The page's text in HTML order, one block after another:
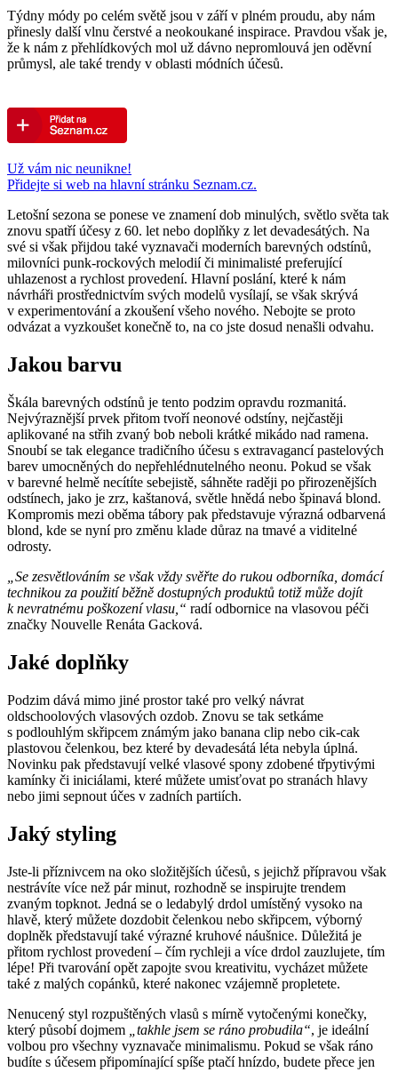
Týdny módy po celém světě jsou v září v plném proudu, aby nám
přinesly další vlnu čerstvé a neokoukané inspirace. Pravdou však je,
že k nám z přehlídkových mol už dávno nepromlouvá jen oděvní
průmysl, ale také trendy v oblasti módních účesů.
Už vám nic neunikne!
Přidejte si web na hlavní stránku Seznam.cz.
Letošní sezona se ponese ve znamení dob minulých, světlo světa tak
znovu spatří účesy z 60. let nebo doplňky z let devadesátých. Na
své si však přijdou také vyznavači moderních barevných odstínů,
milovníci punk-rockových melodií či minimalisté preferující
uhlazenost a rychlost provedení. Hlavní poslání, které k nám
návrháři prostřednictvím svých modelů vysílají, se však skrývá
v experimentování a zkoušení všeho nového. Nebojte se proto
odvázat a vyzkoušet konečně to, na co jste dosud nenašli odvahu.
Jakou barvu
Škála barevných odstínů je tento podzim opravdu rozmanitá.
Nejvýraznější prvek přitom tvoří neonové odstíny, nejčastěji
aplikované na střih zvaný bob neboli krátké mikádo nad ramena.
Snoubí se tak elegance tradičního účesu s extravagancí pastelových
barev umocněných do nepřehlédnutelného neonu. Pokud se však
v barevné helmě necítíte sebejistě, sáhněte raději po přirozenějších
odstínech, jako je zrz, kaštanová, světle hnědá nebo špinavá blond.
Kompromis mezi oběma tábory pak představuje výrazná odbarvená
blond, kde se nyní pro změnu klade důraz na tmavé a viditelné
odrosty.
„Se zesvětlováním se však vždy svěřte do rukou odborníka, domácí
technikou za použití běžně dostupných produktů totiž může dojít
k nevratnému poškození vlasu,“ radí odbornice na vlasovou péči
značky Nouvelle Renáta Gacková.
Jaké doplňky
Podzim dává mimo jiné prostor také pro velký návrat
oldschoolových vlasových ozdob. Znovu se tak setkáme
s podlouhlým skřipcem známým jako banana clip nebo cik-cak
plastovou čelenkou, bez které by devadesátá léta nebyla úplná.
Novinku pak představují velké vlasové spony zdobené třpytivými
kamínky či iniciálami, které můžete umisťovat po stranách hlavy
nebo jimi sepnout účes v zadních partiích.
Jaký styling
Jste-li příznivcem na oko složitějších účesů, s jejichž přípravou však
nestrávíte více než pár minut, rozhodně se inspirujte trendem
zvaným topknot. Jedná se o ledabylý drdol umístěný vysoko na
hlavě, který můžete dozdobit čelenkou nebo skřipcem, výborný
doplněk představují také výrazné kruhové náušnice. Důležitá je
přitom rychlost provedení – čím rychleji a více drdol zauzlujete, tím
lépe! Při tvarování opět zapojte svou kreativitu, vycházet můžete
také z malých copánků, které nakonec vzájemně propletete.
Nenucený styl rozpuštěných vlasů s mírně vytočenými konečky,
který působí dojmem „takhle jsem se ráno probudila“, je ideální
volbou pro všechny vyznavače minimalismu. Pokud se však ráno
budíte s účesem připomínající spíše ptačí hnízdo, budete přece jen